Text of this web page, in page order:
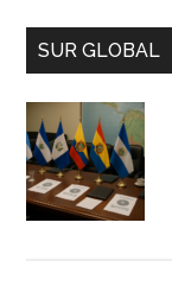
SUR GLOBAL